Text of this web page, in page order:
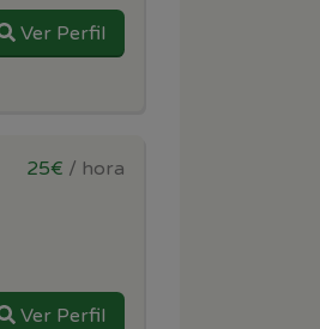
Ver Perfil
25€ / hora
Ver Perfil